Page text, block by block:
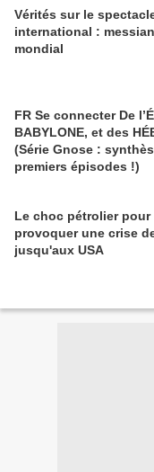
Vérités sur le
international :
mondial
FR Se connecter De l’ÉGYPTE à
BABYLONE, et des
(Série Gnose :
premiers épisodes !)
Le choc pétrolier
provoquer une crise
jusqu'aux USA